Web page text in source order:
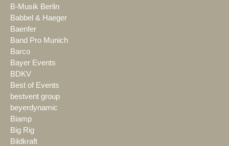
B-Musik Berlin
Babbel & Haeger
Baenfer
Band Pro Munich
Barco
Bayer Events
BDKV
Best of Events
bestvent group
beyerdynamic
Biamp
Big Rig
Bildkraft